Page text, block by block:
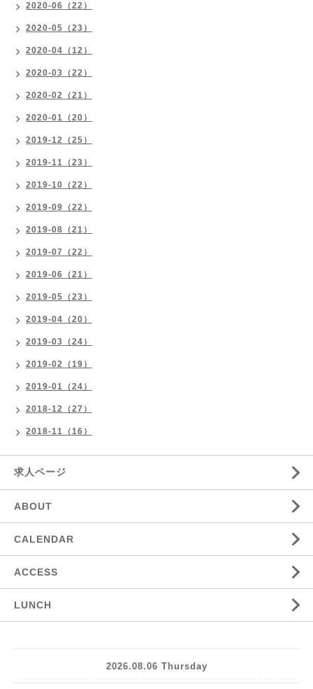
2020-06（22）
2020-05（23）
2020-04（12）
2020-03（22）
2020-02（21）
2020-01（20）
2019-12（25）
2019-11（23）
2019-10（22）
2019-09（22）
2019-08（21）
2019-07（22）
2019-06（21）
2019-05（23）
2019-04（20）
2019-03（24）
2019-02（19）
2019-01（24）
2018-12（27）
2018-11（16）
求人ページ
ABOUT
CALENDAR
ACCESS
LUNCH
2026.08.06 Thursday